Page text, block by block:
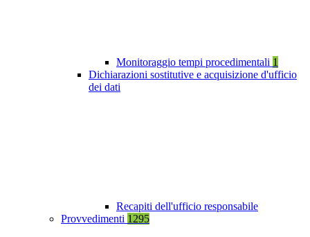
Monitoraggio tempi procedimentali 1
Dichiarazioni sostitutive e acquisizione d'ufficio
dei dati
Recapiti dell'ufficio responsabile
Provvedimenti 1295